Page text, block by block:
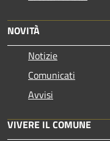
NOVITÀ
Notizie
Comunicati
Avvisi
VIVERE IL COMUNE